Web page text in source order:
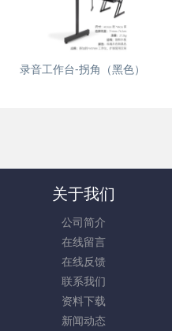
录音工作台-拐角（黑色）
关于我们
公司简介
在线留言
在线反馈
联系我们
资料下载
新闻动态